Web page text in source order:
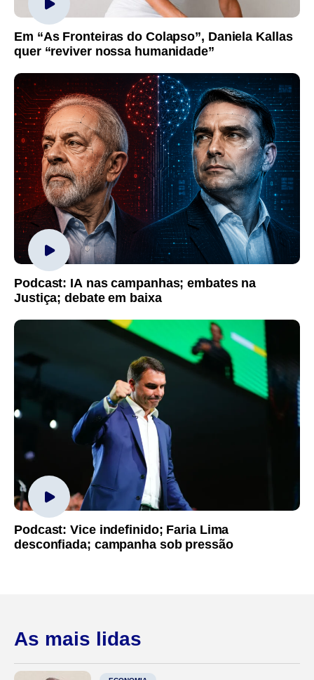
Em “As Fronteiras do Colapso”, Daniela Kallas
quer “reviver nossa humanidade”
Podcast: IA nas campanhas; embates na
Justiça; debate em baixa
Podcast: Vice indefinido; Faria Lima
desconfiada; campanha sob pressão
As mais lidas